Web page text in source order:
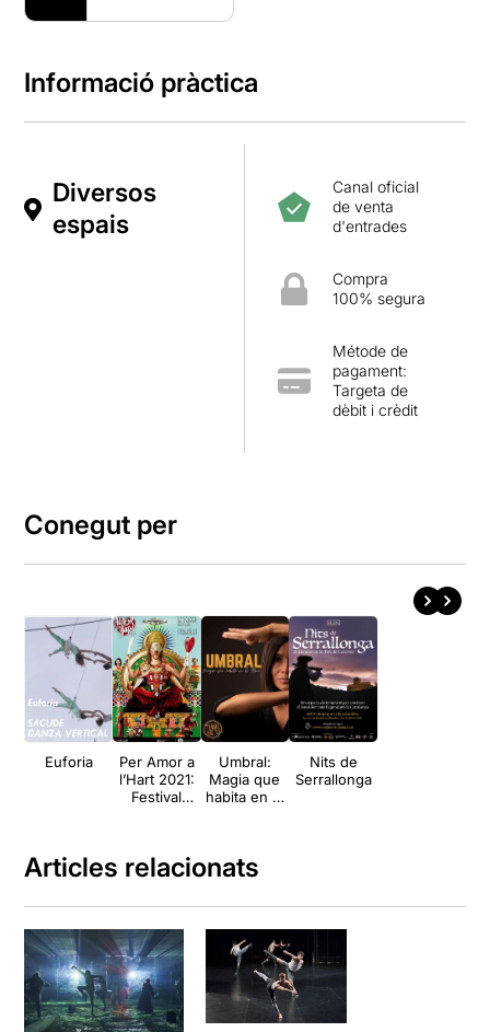
Informació pràctica
Diversos
espais
Canal oficial
de venta
d'entrades
Compra
100% segura
Métode de
pagament:
Targeta de
dèbit i crèdit
Conegut per
Euforia
Per Amor a
l’Hart 2021:
Festival
Umbral:
Magia que
habita en el
Nits de
Serrallonga
Articles relacionats